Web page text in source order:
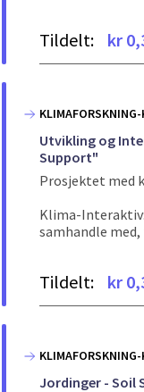
Tildelt: kr
Utvikling og
Support"
Prosjektet med
Klima-
samhandle
Tildelt: kr
Jordinger - Soil